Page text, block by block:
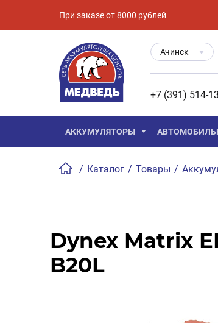
При заказе от 8000 рублей
Ачинск
+7 (391) 514-
АККУМУЛЯТОРЫ
/ Каталог / Товары /
Dynex Matrix
B20L